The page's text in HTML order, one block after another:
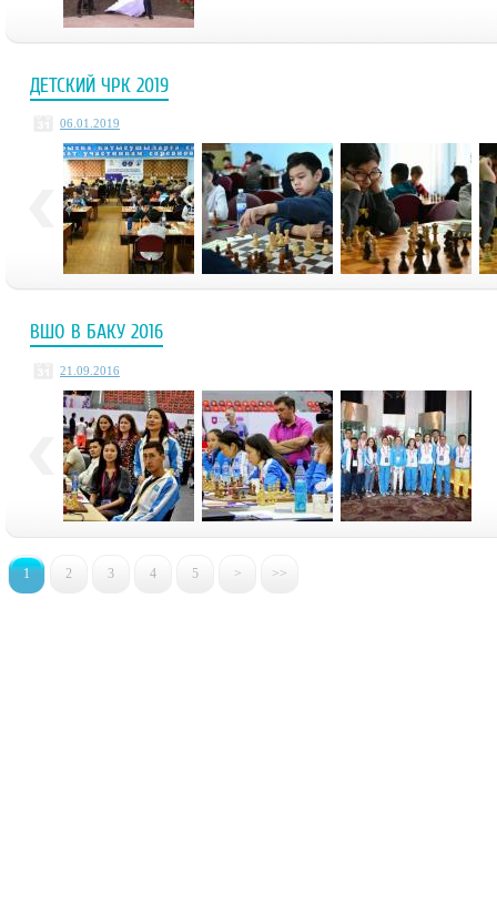
ДЕТСКИЙ ЧРК 2019
06.01.2019
ВШО В БАКУ 2016
21.09.2016
1 2 3 4 5 > >>